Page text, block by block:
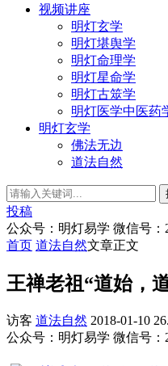
视频讲座
明灯玄学
明灯堪舆学
明灯命理学
明灯星命学
明灯古筮学
明灯医学中医药
明灯玄学
佛法无边
道法自然
投稿
公众号：明灯易学 微信号：
首页 道法自然文章正文
王禅老祖“道始，
访客 道法自然 2018-01-10
公众号：明灯易学 微信号：